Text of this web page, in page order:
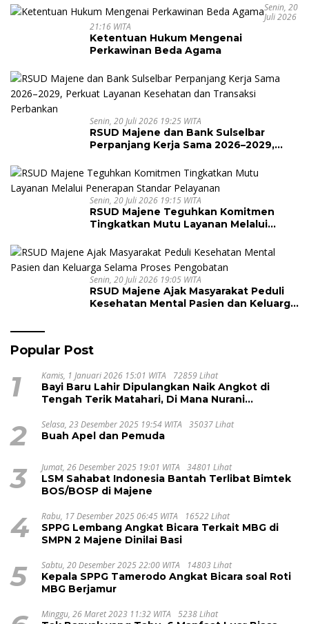
Arithmetic International Competition
Senin, 20
Juli 2026
21:16 WITA
Ketentuan Hukum Mengenai
Perkawinan Beda Agama
Senin, 20 Juli 2026 19:25 WITA
RSUD Majene dan Bank Sulselbar
Perpanjang Kerja Sama 2026–2029,
Transaksi Perbankan
Senin, 20 Juli 2026 19:15 WITA
RSUD Majene Teguhkan Komitmen
Tingkatkan Mutu Layanan Melalui
Senin, 20 Juli 2026 19:05 WITA
RSUD Majene Ajak Masyarakat Peduli
Kesehatan Mental Pasien dan Keluarga
Popular Post
1 Kamis, 1 Januari 2026 15:01 WITA 72859 Lihat
Bayi Baru Lahir Dipulangkan Naik Angkot di
Tengah Terik Matahari, Di Mana Nurani
2 Selasa, 23 Desember 2025 19:54 WITA 35037 Lihat
Buah Apel dan Pemuda
3 Jumat, 26 Desember 2025 19:01 WITA 34801 Lihat
LSM Sahabat Indonesia Bantah Terlibat Bimtek
BOS/BOSP di Majene
4 Rabu, 17 Desember 2025 06:45 WITA 16522 Lihat
SPPG Lembang Angkat Bicara Terkait MBG di
SMPN 2 Majene Dinilai Basi
5 Sabtu, 20 Desember 2025 22:00 WITA 14803 Lihat
Kepala SPPG Tamerodo Angkat Bicara soal Roti
MBG Berjamur
Minggu, 26 Maret 2023 11:32 WITA 5238 Lihat